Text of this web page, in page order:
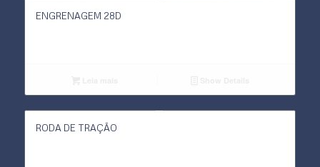
ENGRENAGEM 28D
RODA DE TRAÇÃO